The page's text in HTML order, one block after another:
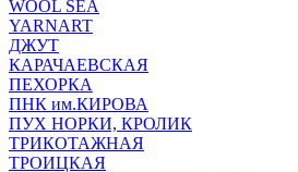
WOOL SEA
YARNART
ДЖУТ
КАРАЧАЕВСКАЯ
ПЕХОРКА
ПНК им.КИРОВА
ПУХ НОРКИ, КРОЛИК
ТРИКОТАЖНАЯ
ТРОИЦКАЯ